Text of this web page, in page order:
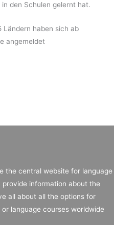
den Schulen gelernt hat.
Ländern haben sich ab
angemeldet
the central website for language
information about the
all about all the options for
language courses worldwide